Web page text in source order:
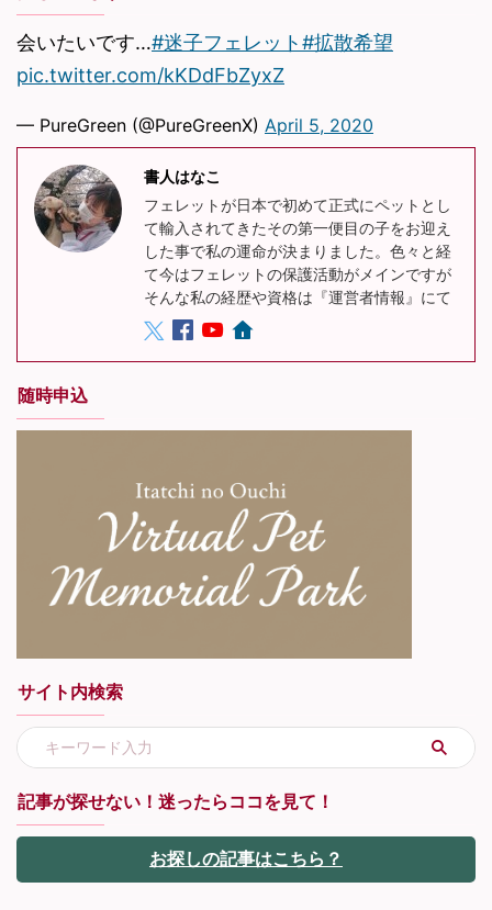
会いたいです…#迷子フェレット#拡散希望
pic.twitter.com/kKDdFbZyxZ
— PureGreen (@PureGreenX) April 5, 2020
書人はなこ
フェレットが日本で初めて正式にペットとし
て輸入されてきたその第一便目の子をお迎え
した事で私の運命が決まりました。色々と経
て今はフェレットの保護活動がメインですが
そんな私の経歴や資格は『運営者情報』にて
随時申込
サイト内検索
記事が探せない！迷ったらココを見て！
お探しの記事はこちら？